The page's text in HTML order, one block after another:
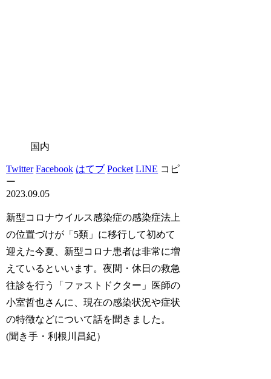
国内
Twitter Facebook はてブ Pocket LINE コピ
ー
2023.09.05
新型コロナウイルス感染症の感染症法上
の位置づけが「5類」に移行して初めて
迎えた今夏、新型コロナ患者は非常に増
えているといいます。夜間・休日の救急
往診を行う「ファストドクター」医師の
小室哲也さんに、現在の感染状況や症状
の特徴などについて話を聞きました。
(聞き手・利根川昌紀）